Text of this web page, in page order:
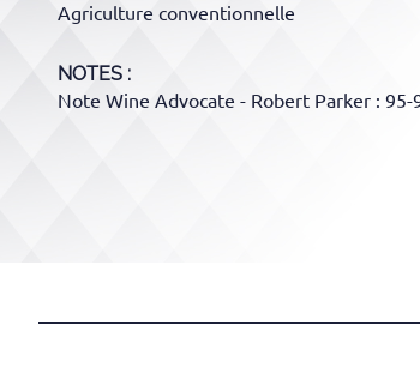
Agriculture conventionnelle
NOTES :
Note Wine Advocate - Robert Parker : 95-